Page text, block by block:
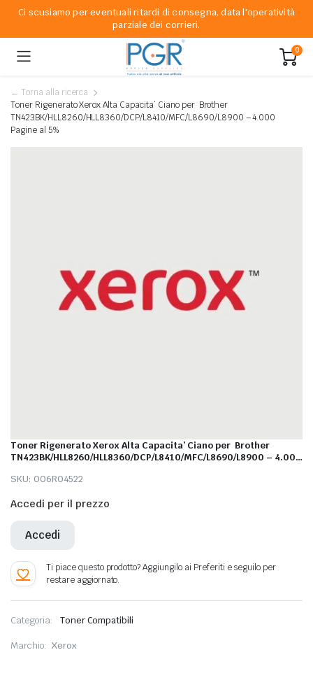
Ci scusiamo per eventuali ritardi di consegna, data l'operatività
parziale dei corrieri.
0
← Torna alla ricerca
Toner Rigenerato Xerox Alta Capacita’ Ciano per Brother
TN423BK/HLL8260/HLL8360/DCP/L8410/MFC/L8690/L8900 – 4.000
Pagine al 5%
Toner Rigenerato Xerox Alta Capacita’ Ciano per Brother
TN423BK/HLL8260/HLL8360/DCP/L8410/MFC/L8690/L8900 – 4.000
SKU: 006R04522
Accedi per il prezzo
Accedi
Categoria: Toner Compatibili
Marchio: Xerox